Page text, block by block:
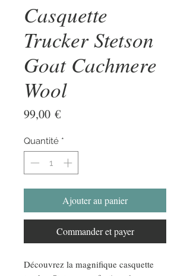
Casquette
Trucker Stetson
Goat Cachmere
Wool
99,00 €Prix
Quantité *
Ajouter au panier
Commander et payer
Découvrez la magnifique casquette